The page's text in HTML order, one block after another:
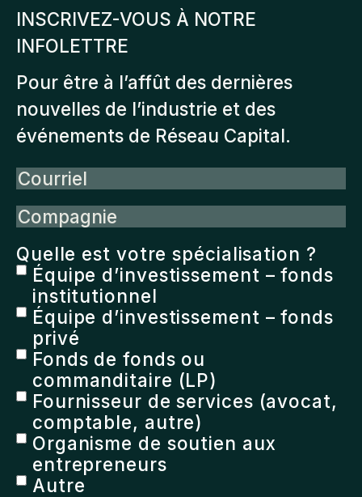
INSCRIVEZ-VOUS À NOTRE
INFOLETTRE
Pour être à l’affût des dernières
nouvelles de l’industrie et des
événements de Réseau Capital.
Courriel
Compagnie
Quelle est votre spécialisation ?
Équipe d’investissement – fonds
institutionnel
Équipe d’investissement – fonds
privé
Fonds de fonds ou
commanditaire (LP)
Fournisseur de services (avocat,
comptable, autre)
Organisme de soutien aux
entrepreneurs
Autre